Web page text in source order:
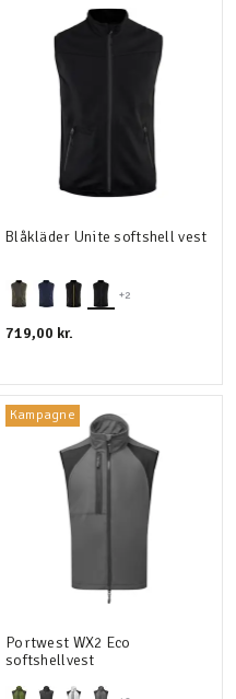
+2
Blåkläder Unite softshell vest
719,00 kr.
Kampagne
Portwest WX2 Eco
softshellvest